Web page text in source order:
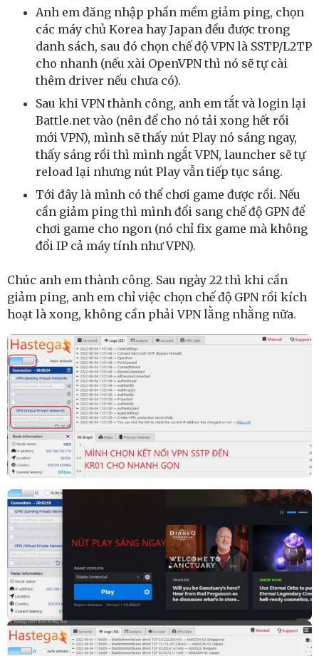
Anh em đăng nhập phần mềm giảm ping, chọn
các máy chủ Korea hay Japan đều được trong
danh sách, sau đó chọn chế độ VPN là SSTP/L2TP
cho nhanh (nếu xài OpenVPN thì nó sẽ tự cài
thêm driver nếu chưa có).
Sau khi VPN thành công, anh em tắt và login lại
Battle.net vào (nên để cho nó tải xong hết rồi
mới VPN), mình sẽ thấy nút Play nó sáng ngay,
thấy sáng rồi thì mình ngắt VPN, launcher sẽ tự
reload lại nhưng nút Play vẫn tiếp tục sáng.
Tới đây là mình có thể chơi game được rồi. Nếu
cần giảm ping thì mình đổi sang chế độ GPN để
chơi game cho ngon (nó chỉ fix game mà không
đổi IP cả máy tính như VPN).
Chúc anh em thành công. Sau ngày 22 thì khi cần
giảm ping, anh em chỉ việc chọn chế độ GPN rồi kích
hoạt là xong, không cần phải VPN lằng nhằng nữa.